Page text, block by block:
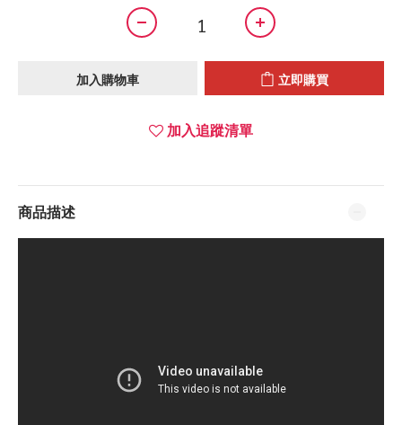
加入購物車 立即購買
加入追蹤清單
商品描述